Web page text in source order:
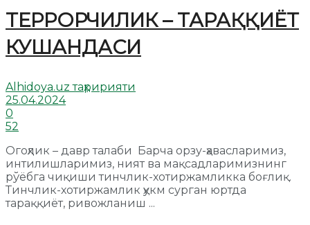
ТЕРРОРЧИЛИК – ТАРАҚҚИЁТ
КУШАНДАСИ
Alhidoya.uz таҳририяти
25.04.2024
0
52
Огоҳлик – давр талаби Барча орзу-ҳавасларимиз,
интилишларимиз, ният ва мақсадларимизнинг
рўёбга чиқиши тинчлик-хотиржамликка боғлиқ.
Тинчлик-хотиржамлик ҳукм сурган юртда
тараққиёт, ривожланиш ...